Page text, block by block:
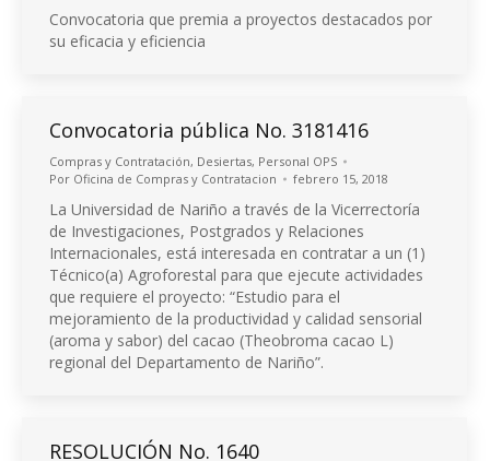
Convocatoria que premia a proyectos destacados por
su eficacia y eficiencia
Convocatoria pública No. 3181416
Compras y Contratación, Desiertas, Personal OPS
Por Oficina de Compras y Contratacion febrero 15, 2018
La Universidad de Nariño a través de la Vicerrectoría
de Investigaciones, Postgrados y Relaciones
Internacionales, está interesada en contratar a un (1)
Técnico(a) Agroforestal para que ejecute actividades
que requiere el proyecto: “Estudio para el
mejoramiento de la productividad y calidad sensorial
(aroma y sabor) del cacao (Theobroma cacao L)
regional del Departamento de Nariño”.
RESOLUCIÓN No. 1640